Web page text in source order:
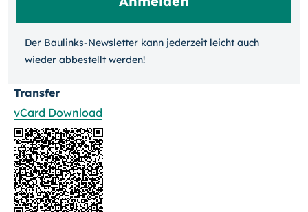
Der Baulinks-Newsletter kann jeder­zeit leicht auch
wieder ab­bestellt werden!
Transfer
vCard Download